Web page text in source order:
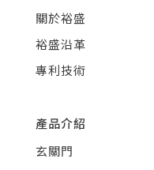
關於裕盛
裕盛沿革
專利技術
產品介紹
玄關門